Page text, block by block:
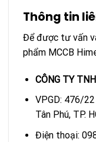
Thông tin
Để được tư vấn
phẩm MCCB
CÔNG TY
VPGD: 476/22
Tân Phú, TP.
Điện thoại: